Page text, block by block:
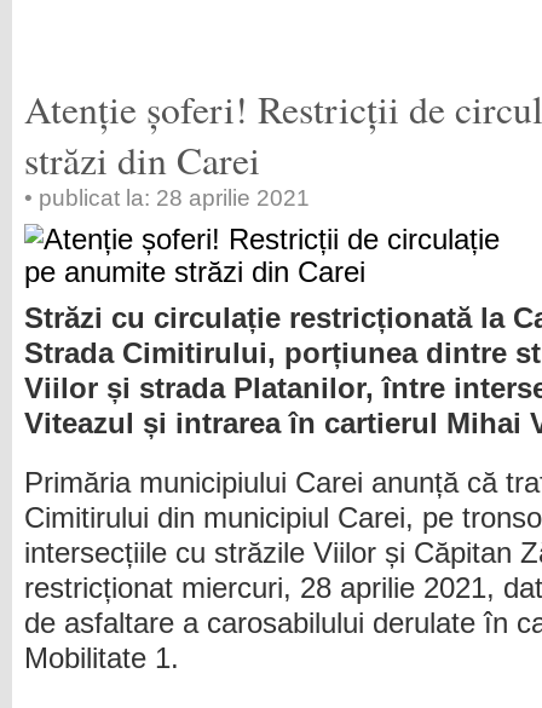
Atenție șoferi! Restricții de
străzi din Carei
• publicat la: 28 aprilie 2021
Străzi cu circulație restricționată la
Strada Cimitirului, porțiunea dintre
Viilor și strada Platanilor, între
Viteazul și intrarea în cartierul Mihai
Primăria municipiului Carei anunță că
Cimitirului din municipiul Carei, pe
intersecțiile cu străzile Viilor și Căpitan
restricționat miercuri, 28 aprilie 2021,
de asfaltare a carosabilului derulate în
Mobilitate 1.